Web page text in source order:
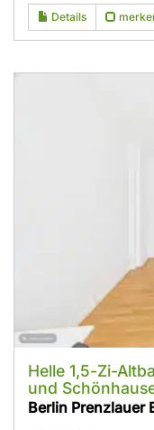
Details
Helle 1,5-Zi-
und
Berlin Prenzlauer